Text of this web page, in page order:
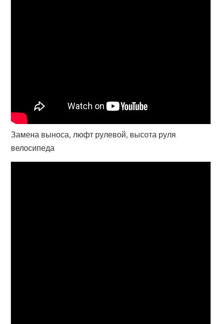
Замена выноса, люфт рулевой, высота руля
велосипеда